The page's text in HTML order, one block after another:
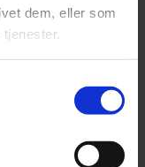
dem, eller som
af